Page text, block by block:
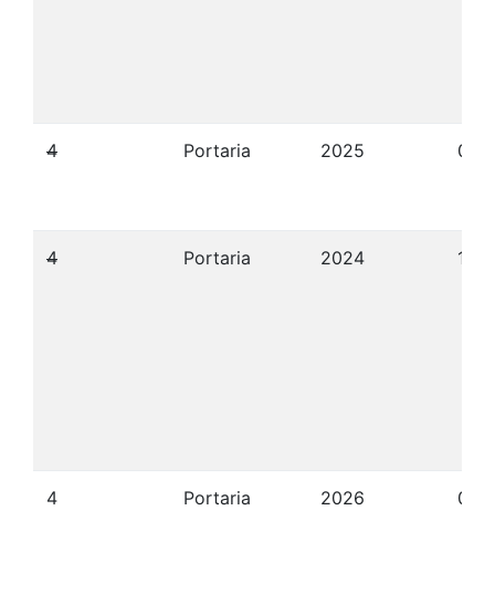
4 Portaria 2025 09/
4 Portaria 2024 19/
4 Portaria 2026 07/